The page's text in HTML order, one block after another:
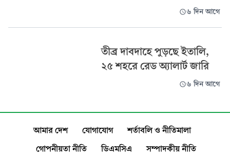
৬ দিন আগে
তীব্র দাবদাহে পুড়ছে ইতালি,
২৫ শহরে রেড অ্যালার্ট জারি
৬ দিন আগে
আমার দেশ যোগাযোগ
শর্তাবলি ও নীতিমালা
গোপনীয়তা নীতি
ডিএমসিএ সম্পাদকীয় নীতি